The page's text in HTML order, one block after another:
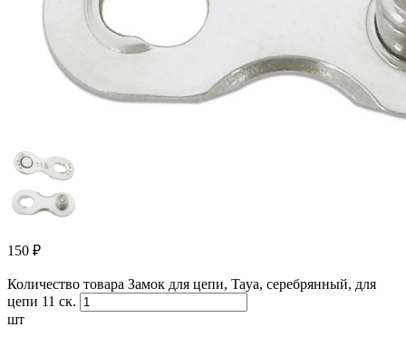
150 ₽
Количество товара Замок для цепи, Taya, серебрянный, для
цепи 11 ск.
шт